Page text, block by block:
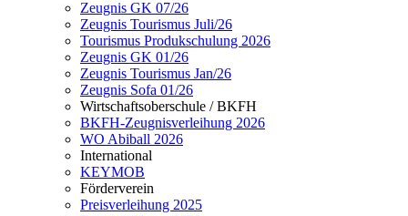
Zeugnis GK 07/26
Zeugnis Tourismus Juli/26
Tourismus Produkschulung 2026
Zeugnis GK 01/26
Zeugnis Tourismus Jan/26
Zeugnis Sofa 01/26
Wirtschaftsoberschule / BKFH
BKFH-Zeugnisverleihung 2026
WO Abiball 2026
International
KEYMOB
Förderverein
Preisverleihung 2025